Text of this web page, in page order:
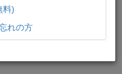
料)
れの方